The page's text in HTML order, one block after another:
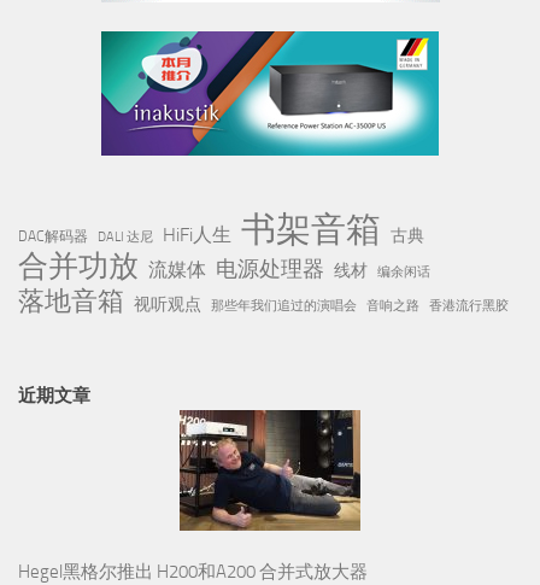
DAC解码器 DALI 达尼 HiFi人生 书架音箱 古典
合并功放 流媒体 电源处理器 线材 编余闲话
落地音箱 视听观点 那些年我们追过的演唱会 音响之路 香港流行黑胶
近期文章
Hegel黑格尔推出 H200和A200 合并式放大器